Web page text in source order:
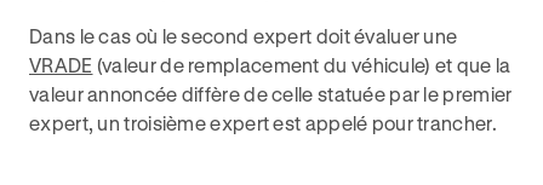
Dans le cas où le second expert doit évaluer une
VRADE (valeur de remplacement du véhicule) et que la
valeur annoncée diffère de celle statuée par le premier
expert, un troisième expert est appelé pour trancher.